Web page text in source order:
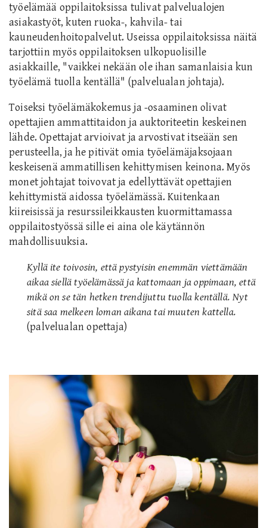
työelämää oppilaitoksissa tulivat palvelualojen
asiakastyöt, kuten ruoka-, kahvila- tai
kauneudenhoitopalvelut. Useissa oppilaitoksissa näitä
tarjottiin myös oppilaitoksen ulkopuolisille
asiakkaille, "vaikkei nekään ole ihan samanlaisia kun
työelämä tuolla kentällä" (palvelualan johtaja).
Toiseksi työelämäkokemus ja -osaaminen olivat
opettajien ammattitaidon ja auktoriteetin keskeinen
lähde. Opettajat arvioivat ja arvostivat itseään sen
perusteella, ja he pitivät omia työelämäjaksojaan
keskeisenä ammatillisen kehittymisen keinona. Myös
monet johtajat toivovat ja edellyttävät opettajien
kehittymistä aidossa työelämässä. Kuitenkaan
kiireisissä ja resurssileikkausten kuormittamassa
oppilaitostyössä sille ei aina ole käytännön
mahdollisuuksia.
Kyllä ite toivosin, että pystyisin enemmän viettämään
aikaa siellä työelämässä ja kattomaan ja oppimaan, että
mikä on se tän hetken trendijuttu tuolla kentällä. Nyt
sitä saa melkeen loman aikana tai muuten kattella.
(palvelualan opettaja)